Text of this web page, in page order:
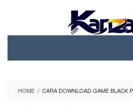
content
HOME / CARA DOWNLOAD GAME BLACK